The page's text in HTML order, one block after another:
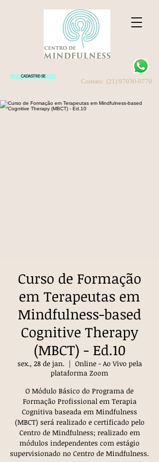
CADASTRE-SE
Contato: (21) 97030-0770
Curso de Formação
em Terapeutas em
Mindfulness-based
Cognitive Therapy
(MBCT) - Ed.10
sex., 28 de jan.
  |
Online - Ao Vivo pela
plataforma Zoom
O Módulo Básico do Programa de
Formação Profissional em Terapia
Cognitiva baseada em Mindfulness
(MBCT) será realizado e certificado pelo
Centro de Mindfulness; realizado em
módulos independentes com estágio
supervisionado no Centro de Mindfulness.